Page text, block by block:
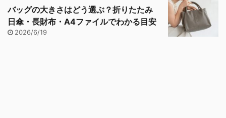
バッグの大きさはどう選ぶ？折りたたみ
日傘・長財布・A4ファイルでわかる目安
2026/6/19